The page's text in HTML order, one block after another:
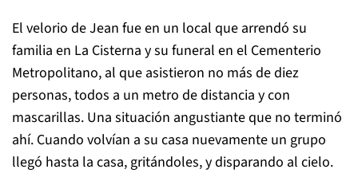
El velorio de Jean fue en un local que arrendó su
familia en La Cisterna y su funeral en el Cementerio
Metropolitano, al que asistieron no más de diez
personas, todos a un metro de distancia y con
mascarillas. Una situación angustiante que no terminó
ahí. Cuando volvían a su casa nuevamente un grupo
llegó hasta la casa, gritándoles, y disparando al cielo.